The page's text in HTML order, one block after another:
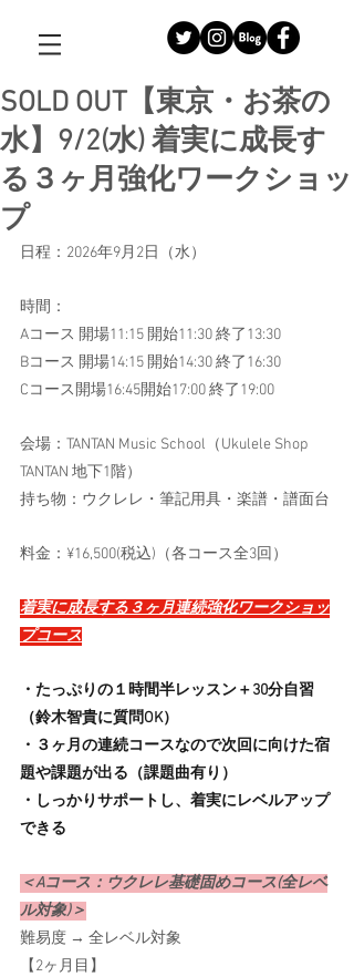
SOLD OUT【東京・お茶の
水】9/2(水) 着実に成長す
る３ヶ月強化ワークショッ
プ
日程：2026年9月2日（水）
時間：
Aコース 開場11:15 開始11:30 終了13:30
Bコース 開場14:15 開始14:30 終了16:30
Cコース開場16:45開始17:00 終了19:00
会場：TANTAN Music School（Ukulele Shop
TANTAN 地下1階）
持ち物：ウクレレ・筆記用具・楽譜・譜面台
料金：¥16,500(税込)（各コース全3回）
着実に成長する３ヶ月連続強化ワークショッ
プコース
・たっぷりの１時間半レッスン＋30分自習
（鈴木智貴に質問OK）
・３ヶ月の連続コースなので次回に向けた宿
題や課題が出る（課題曲有り）
・しっかりサポートし、着実にレベルアップ
できる
＜Aコース：ウクレレ基礎固めコース(全レベ
ル対象)＞
難易度 → 全レベル対象
【2ヶ月目】